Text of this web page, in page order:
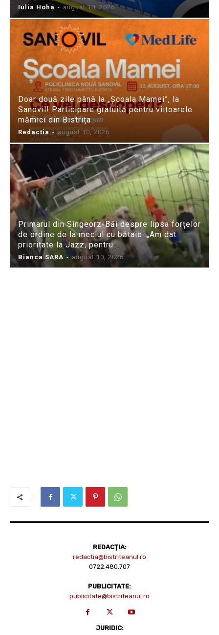
Iulia Hoha - august 10, 2026
Doar două zile până la „Școala Mamei”, la
Sanovil! Participare gratuită pentru viitoarele
mămici din Bistrița
Redactia - august 10, 2026
Primarul din Sîngeorz-Băi despre lipsa forțelor
de ordine de la meciul cu bătaie: „Am dat
prioritate la Jazz, pentru...
Bianca SARA - august 10, 2026
REDACȚIA:
redactia@bistriteanul.ro
0722.480.707
PUBLICITATE:
publicitate@bistriteanul.ro
JURIDIC: